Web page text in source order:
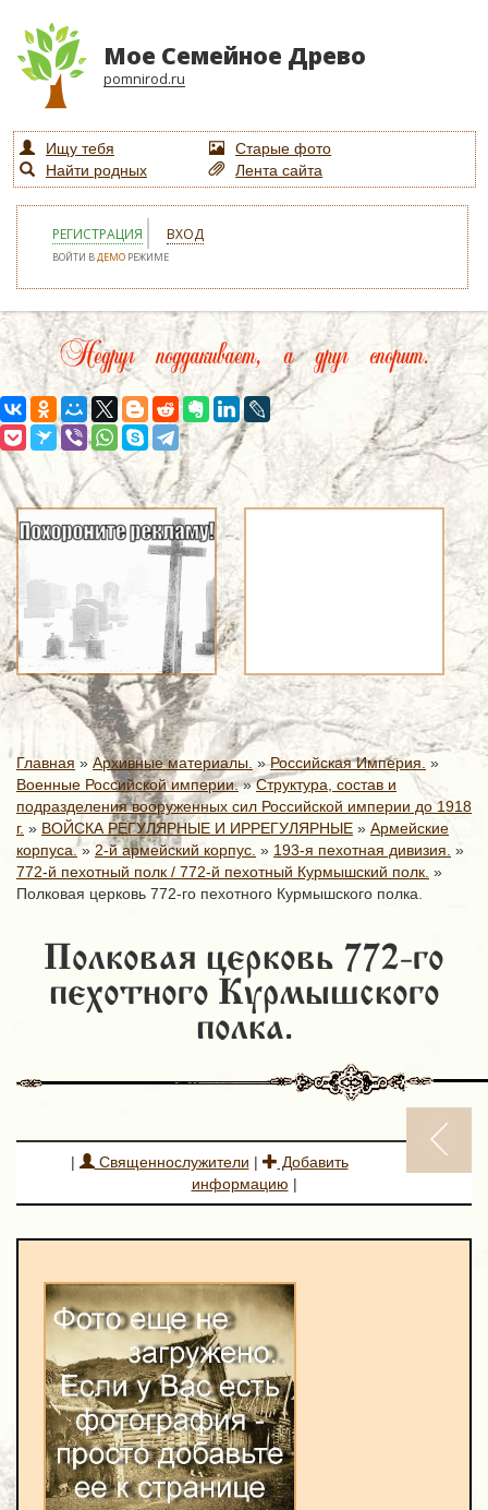
Мое Семейное Древо
pomnirod.ru
Ищу тебя
Старые фото
Найти родных
Лента сайта
РЕГИСТРАЦИЯ ВХОД
ВОЙТИ ВДЕМО РЕЖИМЕ
Недруг поддакивает, а друг спорит.
Главная » Архивные материалы. »Российская Империя. »
Военные Российской империи.»Структура, состав и
подразделения вооруженных сил Российской империи до 1918
г. » ВОЙСКА РЕГУЛЯРНЫЕ И ИРРЕГУЛЯРНЫЕ » Армейские
корпуса.» 2-й армейский корпус. » 193-я пехотная дивизия. »
772-й пехотный полк / 772-й пехотный Курмышский полк. »
Полковая церковь 772-го пехотного Курмышского полка.
Полковая церковь 772-го
пехотного Курмышского
полка.
| Священнослужители |
Добавить
информацию |